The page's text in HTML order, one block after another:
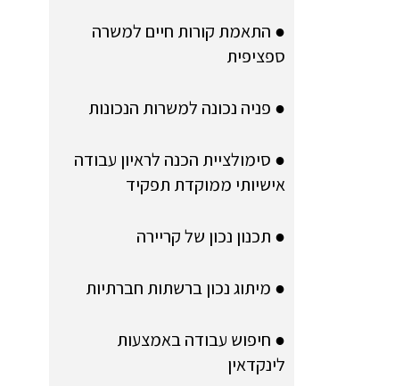
● התאמת קורות חיים למשרה
ספציפית
● פניה נכונה למשרות הנכונות
● סימולציית הכנה לראיון עבודה
אישיותי ממוקדת תפקיד
● תכנון נכון של קריירה
● מיתוג נכון ברשתות חברתיות
● חיפוש עבודה באמצעות
לינקדאין